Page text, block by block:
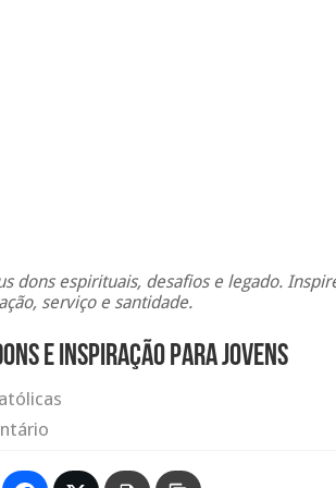
dons espirituais, desafios e legado.
serviço e santidade.
e Inspiração para Jovens